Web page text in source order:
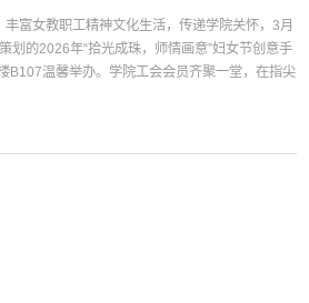
丰富女教职工精神文化生活，传递学院关怀，3月
划的2026年“拾光成珠，师情画意”妇女节创意手
B107温馨举办。学院工会会员齐聚一堂，在指尖
学院工会选择了“珍珠开蚌”进行手作体验，活